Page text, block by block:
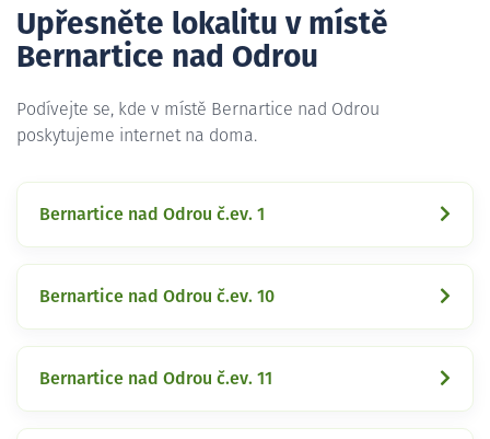
Upřesněte lokalitu v místě
Bernartice nad Odrou
Podívejte se, kde v místě Bernartice nad Odrou
poskytujeme internet na doma.
Bernartice nad Odrou č.ev. 1
Bernartice nad Odrou č.ev. 10
Bernartice nad Odrou č.ev. 11